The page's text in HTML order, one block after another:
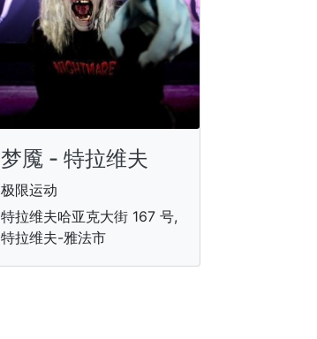
梦魇 - 特拉维夫
极限运动
特拉维夫哈亚克大街 167 号,
特拉维夫-雅法市